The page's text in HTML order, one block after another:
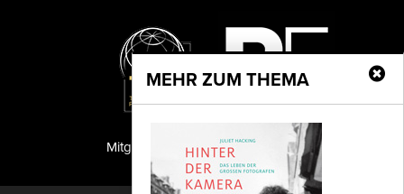
MEHR ZUM THEMA
PF Publishing GmbH
Mitglied der TIPA